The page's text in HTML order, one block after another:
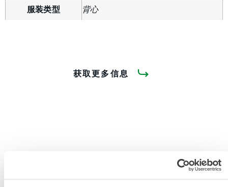
服装类型 背心
获取更多信息